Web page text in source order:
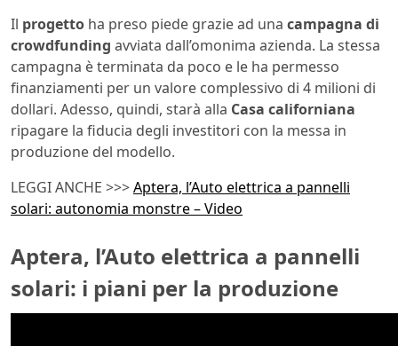
Il progetto ha preso piede grazie ad una campagna di
crowdfunding avviata dall’omonima azienda. La stessa
campagna è terminata da poco e le ha permesso
finanziamenti per un valore complessivo di 4 milioni di
dollari. Adesso, quindi, starà alla Casa californiana
ripagare la fiducia degli investitori con la messa in
produzione del modello.
LEGGI ANCHE >>>Aptera, l’Auto elettrica a pannelli
solari: autonomia monstre – Video
Aptera, l’Auto elettrica a pannelli
solari: i piani per la produzione